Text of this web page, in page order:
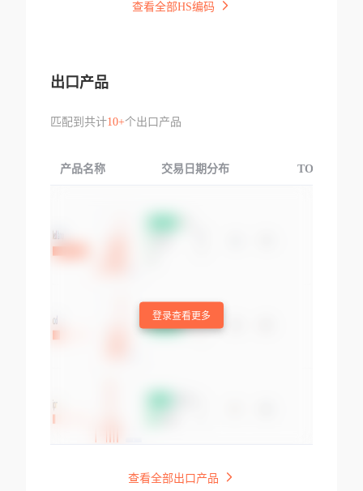
查看全部HS编码
出口产品
匹配到共计10+个出口产品
产品名称 交易日期分布 TOP3交易国
登录查看更多
查看全部出口产品